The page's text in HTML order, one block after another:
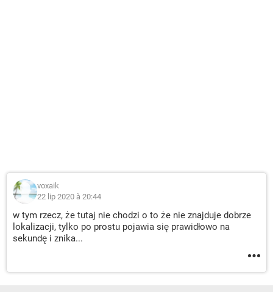
voxaik
22 lip 2020 à 20:44
w tym rzecz, że tutaj nie chodzi o to że nie znajduje dobrze
lokalizacji, tylko po prostu pojawia się prawidłowo na
sekundę i znika...